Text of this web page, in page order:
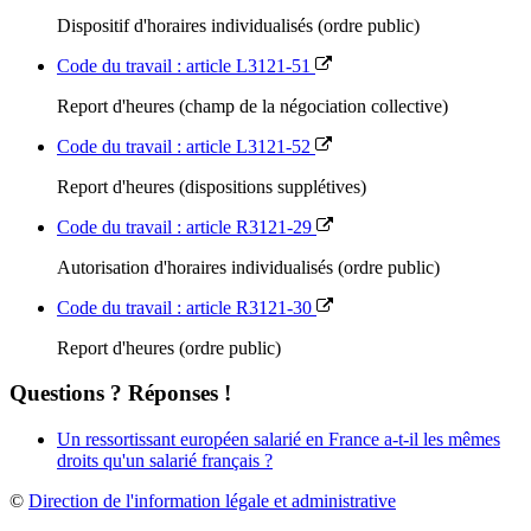
Dispositif d'horaires individualisés (ordre public)
Code du travail : article L3121-51
Report d'heures (champ de la négociation collective)
Code du travail : article L3121-52
Report d'heures (dispositions supplétives)
Code du travail : article R3121-29
Autorisation d'horaires individualisés (ordre public)
Code du travail : article R3121-30
Report d'heures (ordre public)
Questions ? Réponses !
Un ressortissant européen salarié en France a-t-il les mêmes
droits qu'un salarié français ?
© Direction de l'information légale et administrative